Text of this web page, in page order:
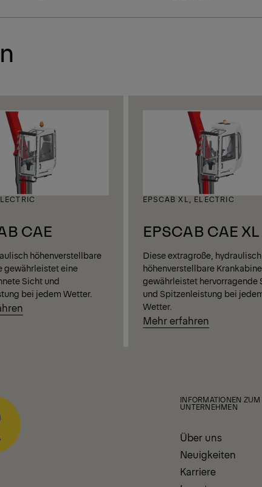
CAE
höhenverstellbare
gewährleistet eine
Sicht und
bei jedem Wetter.
EPSCAB XL, ELECTRIC
EPSCAB CAE XL
Diese extragroße, hydraulisch
höhenverstellbare Krankabine
gewährleistet hervorragende
und Spitzenleistung bei
Wetter.
Mehr erfahren
INFORMATIONEN ZUM
UNTERNEHMEN
Über uns
Neuigkeiten
Karriere